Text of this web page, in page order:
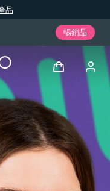
品
暢銷品
登入
用戶信息
我的設備
Español
Português